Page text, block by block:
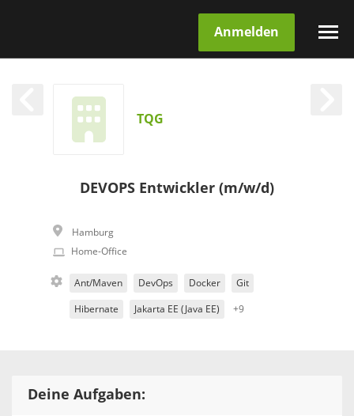
Anmelden
TQG
DEVOPS Entwickler (m/w/d)
Hamburg
Home-Office
Ant/Maven DevOps Docker Git
Hibernate Jakarta EE (Java EE) +9
Deine Aufgaben: